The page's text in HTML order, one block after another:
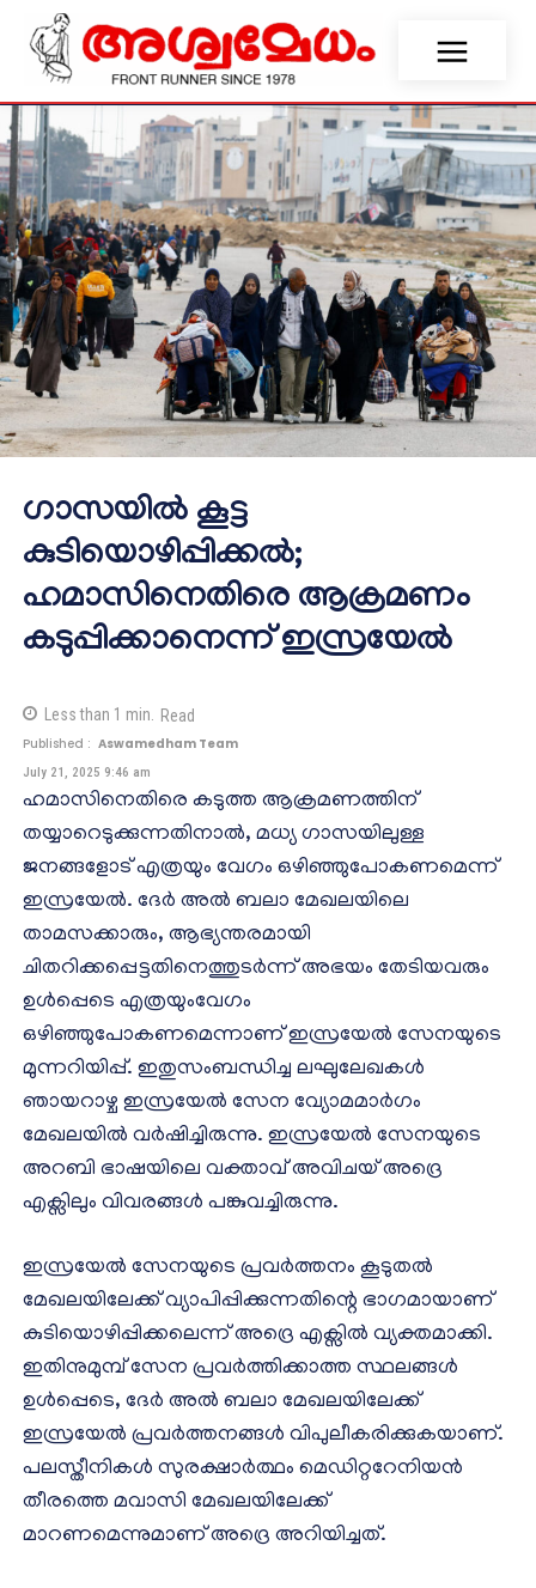
ഗാസയില്‍ കൂട്ട
കുടിയൊഴിപ്പിക്കല്‍;
ഹമാസിനെതിരെ ആക്രമണം
കടുപ്പിക്കാനെന്ന് ഇസ്രയേല്‍
Less than 1 min. Read
Published : Aswamedham Team
July 21, 2025 9:46 am
ഹമാസിനെതിരെ കടുത്ത ആക്രമണത്തിന്
തയ്യാറെടുക്കുന്നതിനാല്‍, മധ്യ ഗാസയിലുള്ള
ജനങ്ങളോട് എത്രയും വേഗം ഒഴിഞ്ഞുപോകണമെന്ന്
ഇസ്രയേല്‍. ദേര്‍ അല്‍ ബലാ മേഖലയിലെ
താമസക്കാരും, ആഭ്യന്തരമായി
ചിതറിക്കപ്പെട്ടതിനെത്തുടര്‍ന്ന് അഭയം തേടിയവരും
ഉള്‍പ്പെടെ എത്രയുംവേഗം
ഒഴിഞ്ഞുപോകണമെന്നാണ് ഇസ്രയേല്‍ സേനയുടെ
മുന്നറിയിപ്പ്. ഇതുസംബന്ധിച്ച ലഘുലേഖകള്‍
ഞായറാഴ്ച ഇസ്രയേല്‍ സേന വ്യോമമാര്‍ഗം
മേഖലയില്‍ വര്‍ഷിച്ചിരുന്നു. ഇസ്രയേല്‍ സേനയുടെ
അറബി ഭാഷയിലെ വക്താവ് അവിചയ് അദ്രെ
എക്സിലും വിവരങ്ങള്‍ പങ്കുവച്ചിരുന്നു.
ഇസ്രയേല്‍ സേനയുടെ പ്രവര്‍ത്തനം കൂടുതല്‍
മേഖലയിലേക്ക് വ്യാപിപ്പിക്കുന്നതിന്റെ ഭാഗമായാണ്
കുടിയൊഴിപ്പിക്കലെന്ന് അദ്രെ എക്സില്‍ വ്യക്തമാക്കി.
ഇതിനുമുമ്പ്‍ സേന പ്രവര്‍ത്തിക്കാത്ത സ്ഥലങ്ങള്‍
ഉള്‍പ്പെടെ, ദേര്‍ അല്‍ ബലാ മേഖലയിലേക്ക്
ഇസ്രയേല്‍ പ്രവര്‍ത്തനങ്ങള്‍ വിപുലീകരിക്കുകയാണ്.
പലസ്തീനികള്‍ സുരക്ഷാര്‍ത്ഥം മെഡിറ്ററേനിയന്‍
തീരത്തെ മവാസി മേഖലയിലേക്ക്
മാറണമെന്നുമാണ് അദ്രെ അറിയിച്ചത്.